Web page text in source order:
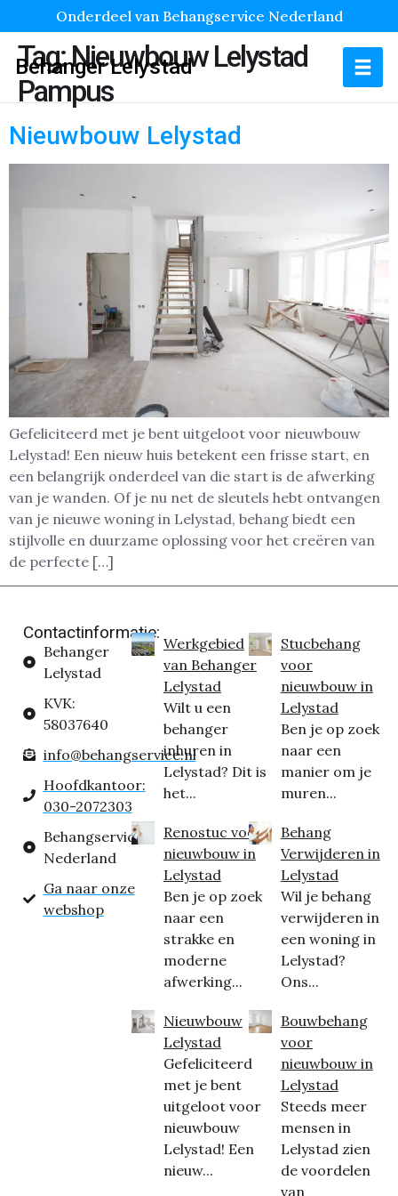
Onderdeel van Behangservice Nederland
Behanger Lelystad
Tag:Nieuwbouw Lelystad
Pampus
Nieuwbouw Lelystad
Gefeliciteerd met je bent uitgeloot voor nieuwbouw
Lelystad! Een nieuw huis betekent een frisse start, en
een belangrijk onderdeel van die start is de afwerking
van je wanden. Of je nu net de sleutels hebt ontvangen
van je nieuwe woning in Lelystad, behang biedt een
stijlvolle en duurzame oplossing voor het creëren van
de perfecte […]
Contactinformatie:
Behanger
Lelystad
KVK:
58037640
info@behangservice.nl
Hoofdkantoor:
030-2072303
Behangservice
Nederland
Ga naar onze
webshop
Werkgebied
van Behanger
Lelystad
Wilt u een
behanger
inhuren in
Lelystad? Dit is
het...
Renostuc voor
nieuwbouw in
Lelystad
Ben je op zoek
naar een
strakke en
moderne
afwerking...
Nieuwbouw
Lelystad
Gefeliciteerd
met je bent
uitgeloot voor
nieuwbouw
Lelystad! Een
nieuw...
Stucbehang
voor
nieuwbouw in
Lelystad
Ben je op zoek
naar een
manier om je
muren...
Behang
Verwijderen in
Lelystad
Wil je behang
verwijderen in
een woning in
Lelystad?
Ons...
Bouwbehang
voor
nieuwbouw in
Lelystad
Steeds meer
mensen in
Lelystad zien
de voordelen
van